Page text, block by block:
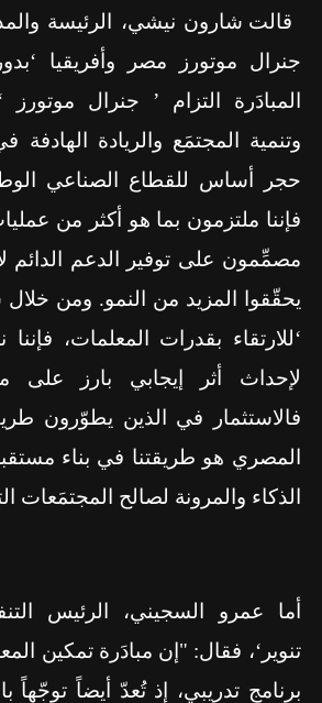
قالت شارون نيشي، الرئيسة
جنرال موتورز مصر وأفريقيا
المبادَرة التزام ’ جنرال موتورز
وتنمية المجتمَع والريادة الهادفة
حجر أساس للقطاع الصناعي
فإننا ملتزمون بما هو أكثر من
مصمِّمون على توفير الدعم الدائم
يحقّقوا المزيد من النمو. ومن خلال
‘للارتقاء بقدرات المعلمات، فإننا
لإحداث أثر إيجابي بارز على
فالاستثمار في الذين يطوّرون
المصري هو طريقتنا في بناء
الذكاء والمرونة لصالح المجتمَعات
أما عمرو السجيني، الرئيس
تنوير‘، فقال: "إن مبادَرة تمكين
برنامج تدريبي، إذ تُعدّ أيضاً توجّهاً